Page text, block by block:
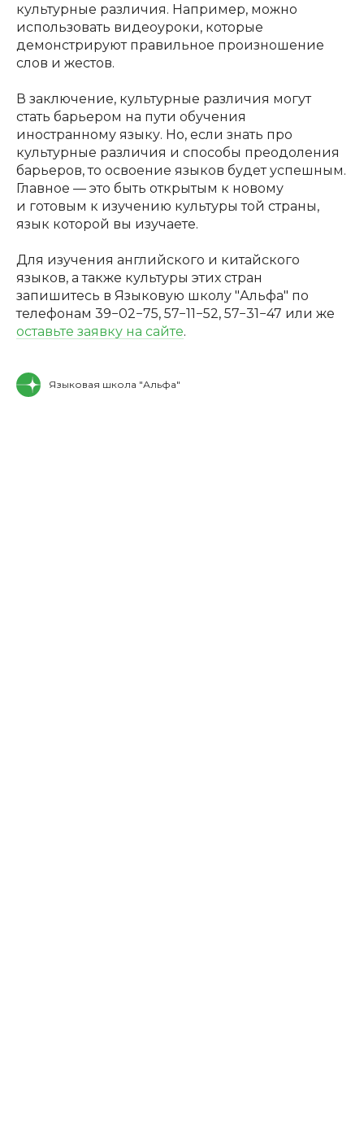
культурные различия. Например, можно
использовать видеоуроки, которые
демонстрируют правильное произношение
слов и жестов.
В заключение, культурные различия могут
стать барьером на пути обучения
иностранному языку. Но, если знать про
культурные различия и способы преодоления
барьеров, то освоение языков будет успешным.
Главное — это быть открытым к новому
и готовым к изучению культуры той страны,
язык которой вы изучаете.
Для изучения английского и китайского
языков, а также культуры этих стран
запишитесь в Языковую школу "Альфа" по
телефонам 39−02−75, 57−11−52, 57−31−47 или же
оставьте заявку на сайте.
Языковая школа "Альфа"